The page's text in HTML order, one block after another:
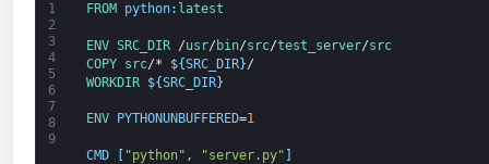
1
2
3
4
5
6
7
8
9
FROM python: latest
ENV SRC_DIR /usr/ bin/src/test_server/src
COPY
src/* ${SRC_DIR}/
WORKDIR
${SRC_DIR}
ENV PYTHONUNBUFFERED=1
CMD [ "python" , "server.py" ]